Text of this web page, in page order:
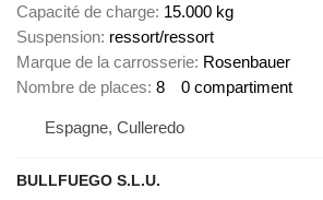
Capacité de charge 15.000 kg
Suspension ressort/ressort
Marque de la carrosserie Rosenbauer
Nombre de places 8 0 compartiment
Espagne, Culleredo
BULLFUEGO S.L.U.